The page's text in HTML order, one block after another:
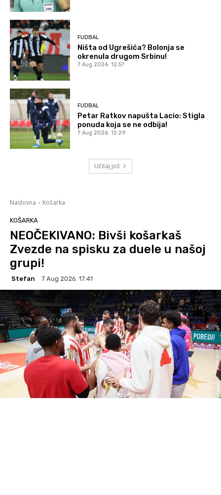
FUDBAL
Ništa od Ugrešića? Bolonja se
okrenula drugom Srbinu!
7 Aug 2026. 12:57
FUDBAL
Petar Ratkov napušta Lacio: Stigla
ponuda koja se ne odbija!
7 Aug 2026. 12:29
Učitaj još